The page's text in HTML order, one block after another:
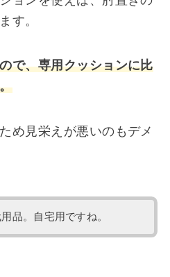
す。
で、専用クッションに比
め見栄えが悪いのもデメ
品。自宅用ですね。